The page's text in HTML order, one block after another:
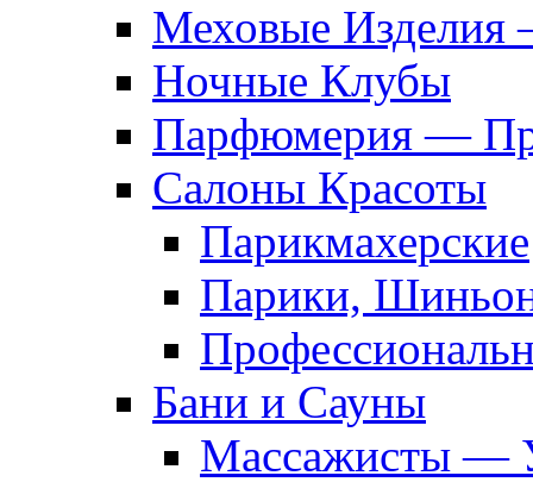
Меховые Изделия
Ночные Клубы
Парфюмерия —
Салоны Красоты
Парикмахерские
Парики,
Бани и Сауны
Массажисты —